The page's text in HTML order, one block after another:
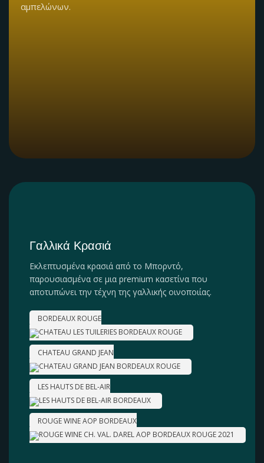
αμπελώνων.
Γαλλικά Κρασιά
Εκλεπτυσμένα κρασιά από το Μπορντό,
παρουσιασμένα σε μια premium κασετίνα που
αποτυπώνει την τέχνη της γαλλικής οινοποιίας.
BORDEAUX ROUGE
CHATEAU GRAND JEAN
LES HAUTS DE BEL-AIR
ROUGE WINE AOP BORDEAUX